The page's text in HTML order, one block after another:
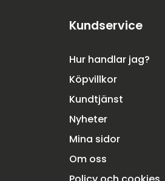
Kundservice
Hur handlar jag?
Köpvillkor
Kundtjänst
Nyheter
Mina sidor
Om oss